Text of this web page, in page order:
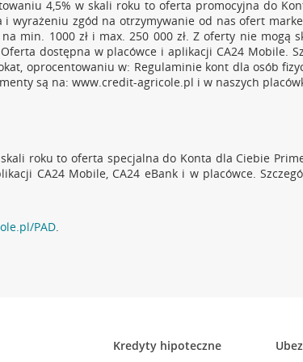
Przejdź do pytania
4,5% w skali roku to oferta promocyjna do
wyrażeniu zgód na otrzymywanie od nas ofert
min. 1000 zł i max. 250 000 zł. Z oferty nie mogą
dostępna w placówce i aplikacji CA24 Mobile.
oprocentowaniu w: Regulaminie kont dla osób
są na: www.credit-agricole.pl i w naszych
roku to oferta specjalna do Konta dla Ciebie
CA24 Mobile, CA24 eBank i w placówce.
PAD.
Kredyty hipoteczne